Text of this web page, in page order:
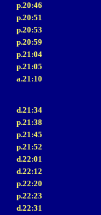
p.20:46
p.20:51
p.20:53
p.20:59
p.21:04
p.21:05
a.21:10
d.21:34
p.21:38
p.21:45
p.21:52
d.22:01
d.22:12
p.22:20
p.22:23
d.22:31